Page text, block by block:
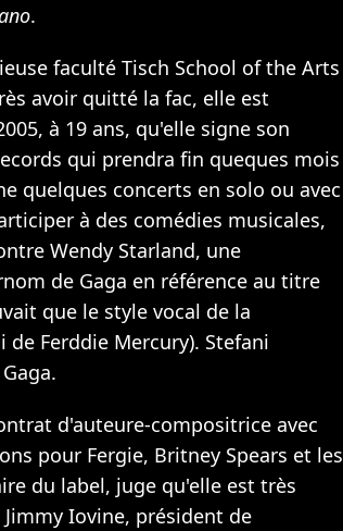
.
faculté Tisch School of the Arts
avoir quitté la fac, elle est
à 19 ans, qu'elle signe son
qui prendra fin queques mois
quelques concerts en solo ou avec
à des comédies musicales,
Wendy Starland, une
de Gaga en référence au titre
que le style vocal de la
Ferddie Mercury). Stefani
d'auteure-compositrice avec
pour Fergie, Britney Spears et les
du label, juge qu'elle est très
Iovine, président de